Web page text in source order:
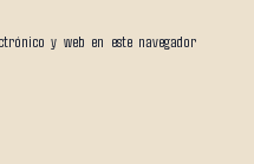
y web en este navegador